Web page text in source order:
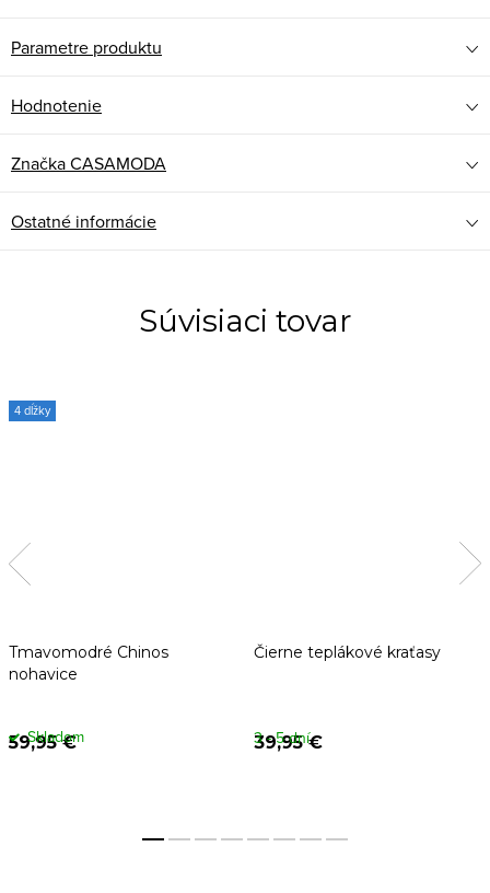
Parametre produktu
Hodnotenie
ZnačkaCASAMODA
Ostatné informácie
Súvisiaci tovar
4 dĺžky
Tmavomodré Chinos
nohavice
59,95 €
Skladom
Čierne teplákové kraťasy
39,95 €
3 - 5 dní